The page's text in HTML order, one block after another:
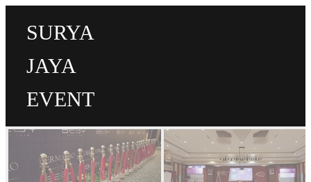
SURYA
JAYA
EVENT